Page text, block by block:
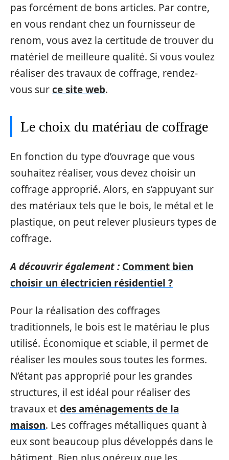
pas forcément de bons articles. Par contre,
en vous rendant chez un fournisseur de
renom, vous avez la certitude de trouver du
matériel de meilleure qualité. Si vous voulez
réaliser des travaux de coffrage, rendez-
vous surce site web.
Le choix du matériau de coffrage
En fonction du type d’ouvrage que vous
souhaitez réaliser, vous devez choisir un
coffrage approprié. Alors, en s’appuyant sur
des matériaux tels que le bois, le métal et le
plastique, on peut relever plusieurs types de
coffrage.
A découvrir également : Comment bien
choisir un électricien résidentiel ?
Pour la réalisation des coffrages
traditionnels, le bois est le matériau le plus
utilisé. Économique et sciable, il permet de
réaliser les moules sous toutes les formes.
N’étant pas approprié pour les grandes
structures, il est idéal pour réaliser des
travaux etdes aménagements de la
maison. Les coffrages métalliques quant à
eux sont beaucoup plus développés dans le